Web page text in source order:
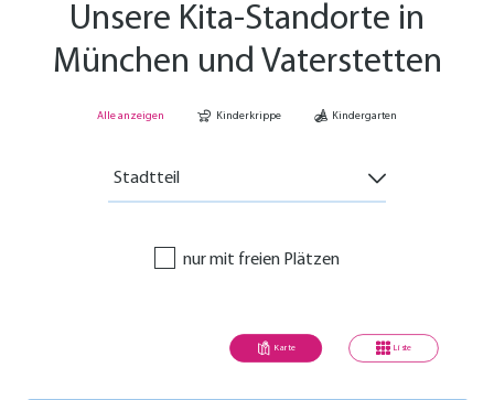
Unsere Kita-Standorte in
München und Vaterstetten
Alle anzeigen Kinderkrippe Kindergarten
Stadtteil
nur mit freien Plätzen
Karte Liste